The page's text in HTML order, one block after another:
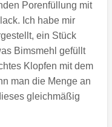
Porenfüllung mit
Ich habe mir
ein Stück
Bimsmehl gefüllt
Klopfen mit dem
man die Menge an
gleichmäßig